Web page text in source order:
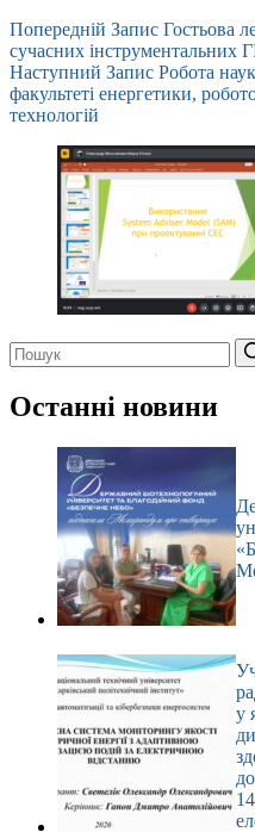
Попередній Запис Гостьова
сучасних інструментальних
Наступний Запис Робота
факультеті енергетики,
технологій
результатів
Останні новини
у